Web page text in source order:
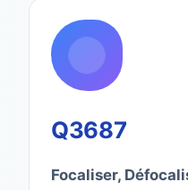
Q3687
Focaliser,